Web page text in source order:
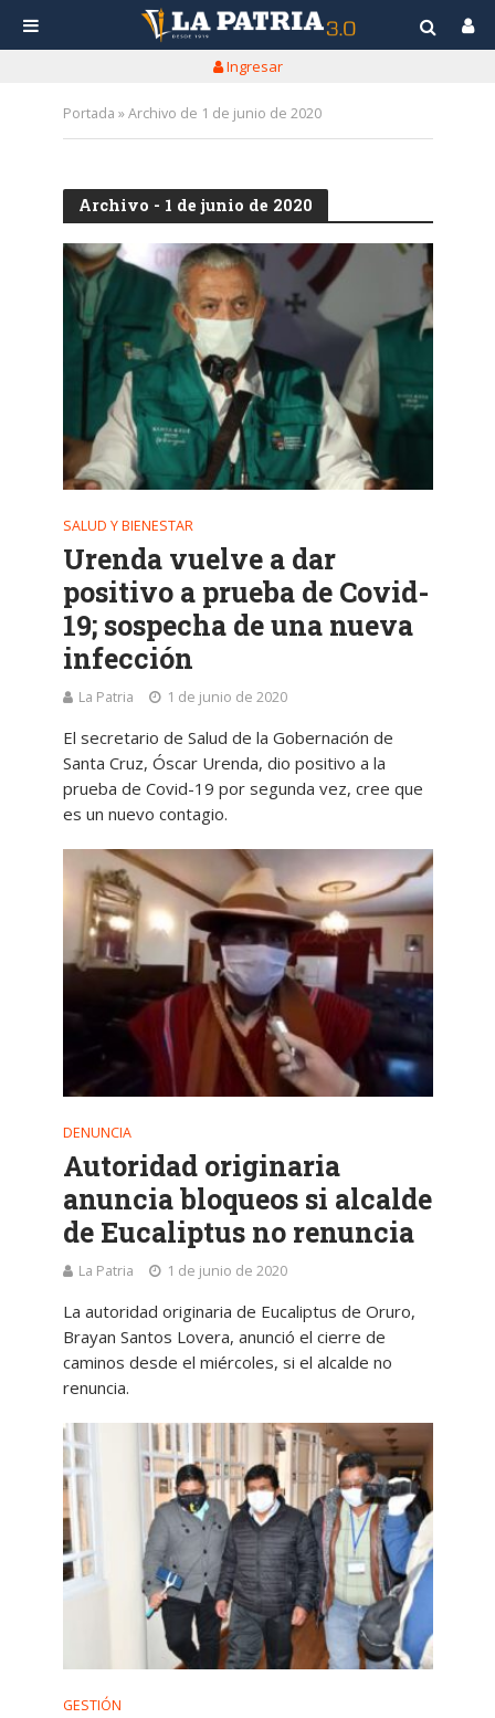
Ingresar
Portada »Archivo de 1 de junio de 2020
Archivo - 1 de junio de 2020
SALUD Y BIENESTAR
Urenda vuelve a dar
positivo a prueba de Covid-
19; sospecha de una nueva
infección
La Patria 1 de junio de 2020
El secretario de Salud de la Gobernación de
Santa Cruz, Óscar Urenda, dio positivo a la
prueba de Covid-19 por segunda vez, cree que
es un nuevo contagio.
DENUNCIA
Autoridad originaria
anuncia bloqueos si alcalde
de Eucaliptus no renuncia
La Patria 1 de junio de 2020
La autoridad originaria de Eucaliptus de Oruro,
Brayan Santos Lovera, anunció el cierre de
caminos desde el miércoles, si el alcalde no
renuncia.
GESTIÓN